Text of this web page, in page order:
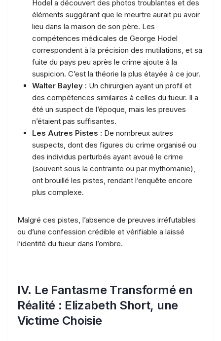
Hodel a découvert des photos troublantes et des
éléments suggérant que le meurtre aurait pu avoir
lieu dans la maison de son père. Les
compétences médicales de George Hodel
correspondent à la précision des mutilations, et sa
fuite du pays peu après le crime ajoute à la
suspicion. C’est la théorie la plus étayée à ce jour.
Walter Bayley : Un chirurgien ayant un profil et
des compétences similaires à celles du tueur. Il a
été un suspect de l’époque, mais les preuves
n’étaient pas suffisantes.
Les Autres Pistes : De nombreux autres
suspects, dont des figures du crime organisé ou
des individus perturbés ayant avoué le crime
(souvent sous la contrainte ou par mythomanie),
ont brouillé les pistes, rendant l’enquête encore
plus complexe.
Malgré ces pistes, l’absence de preuves irréfutables
ou d’une confession crédible et vérifiable a laissé
l’identité du tueur dans l’ombre.
IV. Le Fantasme Transformé en
Réalité : Elizabeth Short, une
Victime Choisie